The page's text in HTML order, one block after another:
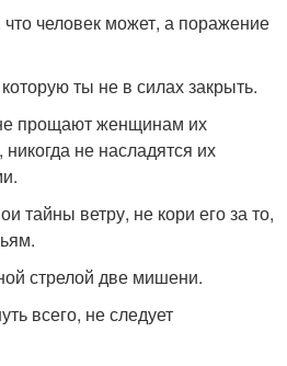
человек может, а поражение
ты не в силах закрыть.
прощают женщинам их
не насладятся их
тайны ветру, не кори его за то,
стрелой две мишени.
всего, не следует